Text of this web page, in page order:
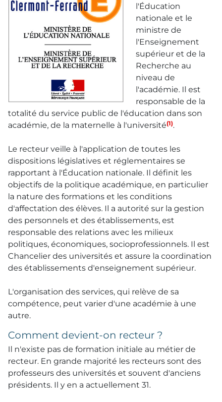
l'Éducation
nationale et le
ministre de
l'Enseignement
supérieur et de la
Recherche au
niveau de
l'académie. Il est
responsable de la
totalité du service public de l'éducation dans son
académie, de la maternelle à l'université(1).
Le recteur veille à l'application de toutes les
dispositions législatives et réglementaires se
rapportant à l'Éducation nationale. Il définit les
objectifs de la politique académique, en particulier
la nature des formations et les conditions
d'affectation des élèves. Il a autorité sur la gestion
des personnels et des établissements, est
responsable des relations avec les milieux
politiques, économiques, socioprofessionnels. Il est
Chancelier des universités et assure la coordination
des établissements d'enseignement supérieur.
L'organisation des services, qui relève de sa
compétence, peut varier d'une académie à une
autre.
Comment devient-on recteur ?
Il n'existe pas de formation initiale au métier de
recteur. En grande majorité les recteurs sont des
professeurs des universités et souvent d'anciens
présidents. Il y en a actuellement 31.